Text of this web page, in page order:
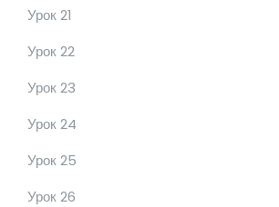
Урок 21
Урок 22
Урок 23
Урок 24
Урок 25
Урок 26